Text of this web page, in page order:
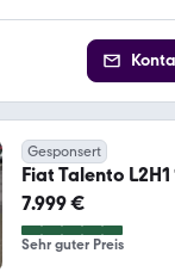
Gesponsert
Fiat Talento L2H1
7.999 €
Sehr guter Preis